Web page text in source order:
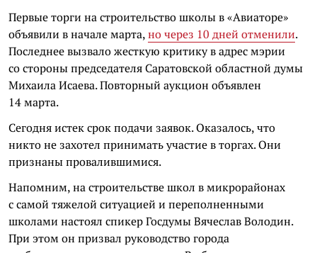
Первые торги на строительство школы в «Авиаторе»
объявили в начале марта,но через 10 дней отменили.
Последнее вызвало жесткую критику в адрес мэрии
со стороны председателя Саратовской областной думы
Михаила Исаева. Повторный аукцион объявлен
14 марта.
Сегодня истек срок подачи заявок. Оказалось, что
никто не захотел принимать участие в торгах. Они
признаны провалившимися.
Напомним, настроительстве школ в микрорайонах
с самой тяжелой ситуацией и переполненными
школами настоял спикер Госдумы Вячеслав Володин.
При этом он призвал руководство города